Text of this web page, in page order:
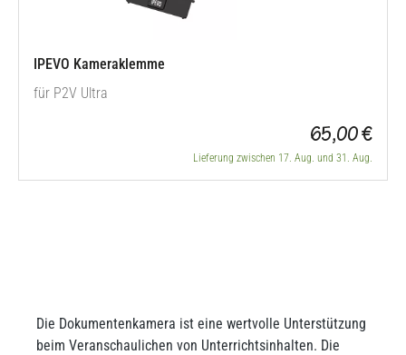
IPEVO Kameraklemme
für P2V Ultra
65,00 €
Lieferung zwischen 17. Aug. und 31. Aug.
Die Dokumentenkamera ist eine wertvolle Unterstützung
beim Veranschaulichen von Unterrichtsinhalten. Die